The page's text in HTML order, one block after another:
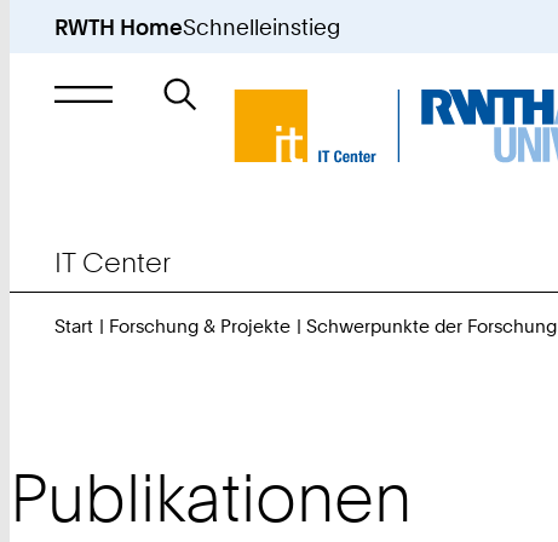
RWTH HomeSchnelleinstieg
Suche
nach
IT Center
Start Forschung & Projekte Schwerpunkte der Forschung
Publikationen